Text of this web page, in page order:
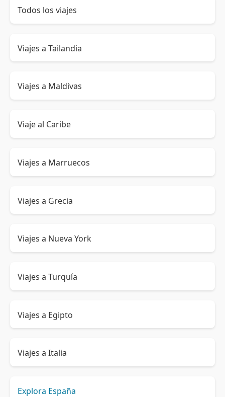
Todos los viajes
Viajes a Tailandia
Viajes a Maldivas
Viaje al Caribe
Viajes a Marruecos
Viajes a Grecia
Viajes a Nueva York
Viajes a Turquía
Viajes a Egipto
Viajes a Italia
Explora España